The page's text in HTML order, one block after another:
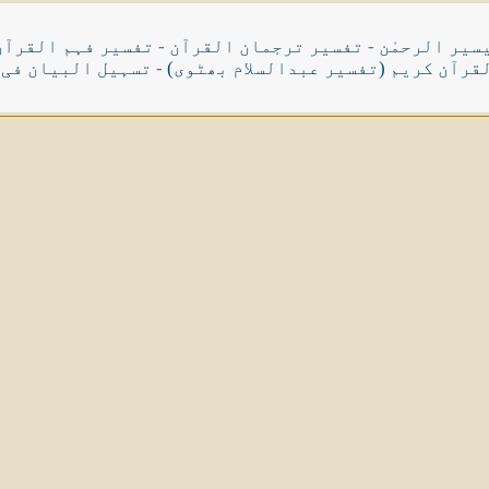
الرحمٰن - تفسیر ترجمان القرآن - تفسیر فہم
کریم (تفسیر عبدالسلام بھٹوی) - تسہیل البیان